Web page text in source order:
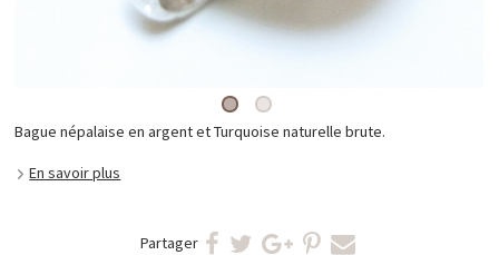
Bague népalaise en argent et Turquoise naturelle brute.
En savoir plus
Partager